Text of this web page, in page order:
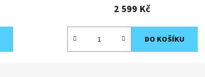
2 599 Kč
DO KOŠÍKU